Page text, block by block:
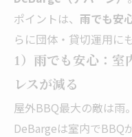
ポイントは、 雨でも安
らに団体・貸切運用に
1）雨でも安心：室
レスが減る
屋外BBQ最大の敵は雨。
DeBargeは室内でBBQ